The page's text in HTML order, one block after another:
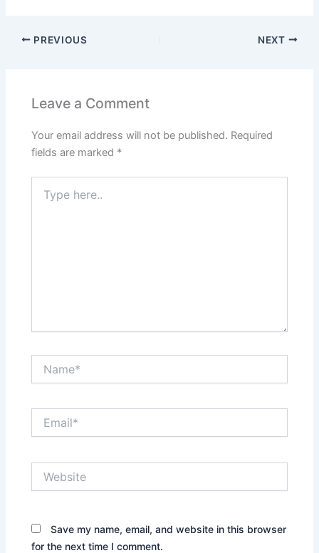
PREVIOUS NEXT
Leave a Comment
Your email address will not be published. Required
fields are marked *
here..
Save my name, email, and website in this browser
for the next time I comment.